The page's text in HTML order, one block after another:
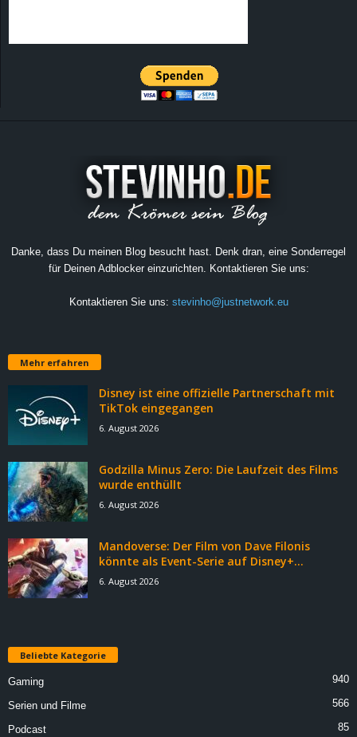
Danke, dass Du meinen Blog besucht hast. Denk dran, eine Sonderregel
für Deinen Adblocker einzurichten. Kontaktieren Sie uns:
Kontaktieren Sie uns: stevinho@justnetwork.eu
Mehr erfahren
Disney ist eine offizielle Partnerschaft mit
TikTok eingegangen
6. August 2026
Godzilla Minus Zero: Die Laufzeit des Films
wurde enthüllt
6. August 2026
Mandoverse: Der Film von Dave Filonis
könnte als Event-Serie auf Disney+...
6. August 2026
Beliebte Kategorie
Gaming 940
Serien und Filme 566
Podcast 85